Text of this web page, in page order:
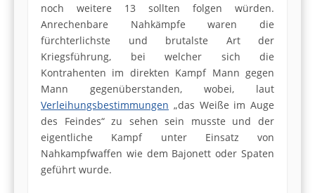
noch weitere 13 sollten folgen würden.
Anrechenbare Nahkämpfe waren die
fürchterlichste und brutalste Art der
Kriegsführung, bei welcher sich die
Kontrahenten im direkten Kampf Mann gegen
Mann gegenüberstanden, wobei, laut
Verleihungsbestimmungen „das Weiße im Auge
des Feindes“ zu sehen sein musste und der
eigentliche Kampf unter Einsatz von
Nahkampfwaffen wie dem Bajonett oder Spaten
geführt wurde.